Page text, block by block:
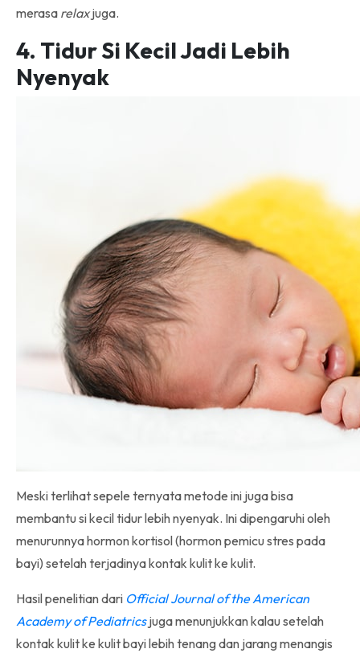
merasa relaxjuga.
4. Tidur Si Kecil Jadi Lebih
Nyenyak
Meski terlihat sepele ternyata metode ini juga bisa
membantu si kecil tidur lebih nyenyak. Ini dipengaruhi oleh
menurunnya hormon kortisol (hormon pemicu stres pada
bayi) setelah terjadinya kontak kulit ke kulit.
Hasil penelitian dari Official Journal of the American
Academy of Pediatrics juga menunjukkan kalau setelah
kontak kulit ke kulitbayi lebih tenang dan jarang menangis